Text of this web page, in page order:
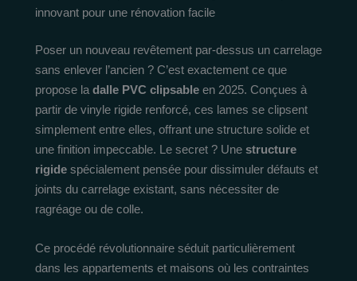
innovant pour une rénovation facile
Poser un nouveau revêtement par-dessus un carrelage
sans enlever l’ancien ? C’est exactement ce que
propose ladalle PVC clipsable en 2025. Conçues à
partir de vinyle rigide renforcé, ces lames se clipsent
simplement entre elles, offrant une structure solide et
une finition impeccable. Le secret ? Une structure
rigide spécialement pensée pour dissimuler défauts et
joints du carrelage existant, sans nécessiter de
ragréage ou de colle.
Ce procédé révolutionnaire séduit particulièrement
dans les appartements et maisons où les contraintes